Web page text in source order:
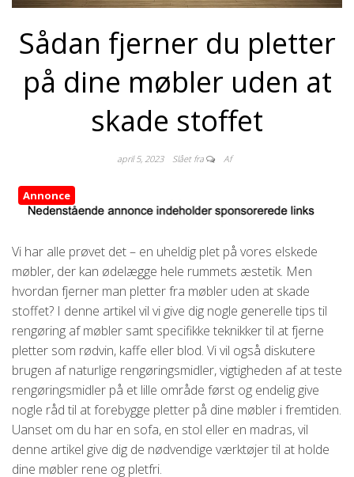
Sådan fjerner du pletter
på dine møbler uden at
skade stoffet
april 5, 2023 Slået fra Af
Annonce
Vi har alle prøvet det – en uheldig plet på vores elskede
møbler, der kan ødelægge hele rummets æstetik. Men
hvordan fjerner man pletter fra møbler uden at skade
stoffet? I denne artikel vil vi give dig nogle generelle tips til
rengøring af møbler samt specifikke teknikker til at fjerne
pletter som rødvin, kaffe eller blod. Vi vil også diskutere
brugen af naturlige rengøringsmidler, vigtigheden af at teste
rengøringsmidler på et lille område først og endelig give
nogle råd til at forebygge pletter på dine møbler i fremtiden.
Uanset om du har en sofa, en stol eller en madras, vil
denne artikel give dig de nødvendige værktøjer til at holde
dine møbler rene og pletfri.